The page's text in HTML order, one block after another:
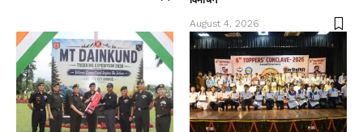
August 4, 2026